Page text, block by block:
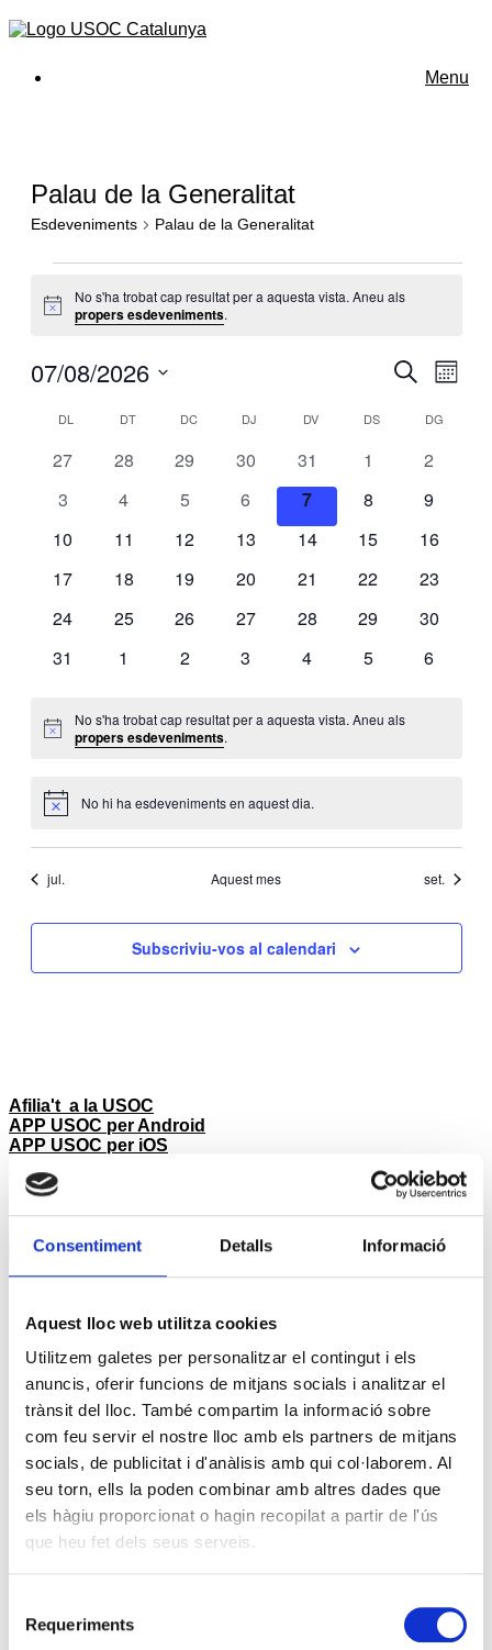
Consentiment Detalls Informació
Aquest lloc web utilitza cookies
Utilitzem galetes per personalitzar el contingut i els
anuncis, oferir funcions de mitjans socials i analitzar el
trànsit del lloc. També compartim la informació sobre
com feu servir el nostre lloc amb els partners de mitjans
socials, de publicitat i d'anàlisis amb qui col·laborem. Al
seu torn, ells la poden combinar amb altres dades que
els hàgiu proporcionat o hagin recopilat a partir de l'ús
que heu fet dels seus serveis.
Requeriments
Menu
Palau de la Generalitat
Esdeveniments Palau de la Generalitat
Avís
No s'ha trobat cap resultat per a aquesta vista. Aneu als
propers esdeveniments.
cerca
Cerca
de
Mes
07/08/2026
Calendari
de
DL DILLUNSDTDIMARTSDC DIMECRES
DJ DVDIVENDRES
DS DISSABTE
DG
0
27
0
28
0
esdeveniments
29
0
esdeveniments
30
0
esdeveniments
31
0
1
0
2
0
3
0
4
0
esdeveniments
5
0
esdeveniments
6
0
esdeveniments
7
0
8
0
9
0
10
0
11
0
12
0
13
0
14
0
15
0
16
0
17
0
18
0
19
0
20
0
21
0
22
0
23
0
24
0
25
0
26
0
27
0
28
0
29
0
30
0
31
0
1
0
2
0
3
0
4
0
5
0
6
Avís
No s'ha trobat cap resultat per a aquesta vista. Aneu als
propers esdeveniments.
Avís No hi ha esdeveniments en aquest dia.
jul. Aquest mes set.
Subscriviu-vos al calendari
Afilia't a la USOC
APP USOC per Android
APP USOC per iOS
Notícies
agost 2026
1
2
10 11 12 13 14 15
16
17 18 19 20 21 22 23
24 25 26 27 28 29 30
31
« jul.
Reunió amb Núria Gil Sisó, delegada del Govern a
Lleida
Esdeveniment: Europa Social. 40 anys d’Europa